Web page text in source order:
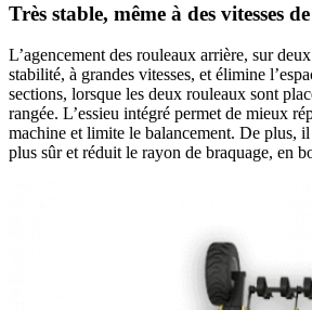
Très stable, même à des vitesses
L’agencement des rouleaux arrière, sur
stabilité, à grandes vitesses, et élimine
sections, lorsque les deux rouleaux sont
rangée. L’essieu intégré permet de mieux
machine et limite le balancement. De plus,
plus sûr et réduit le rayon de braquage, en